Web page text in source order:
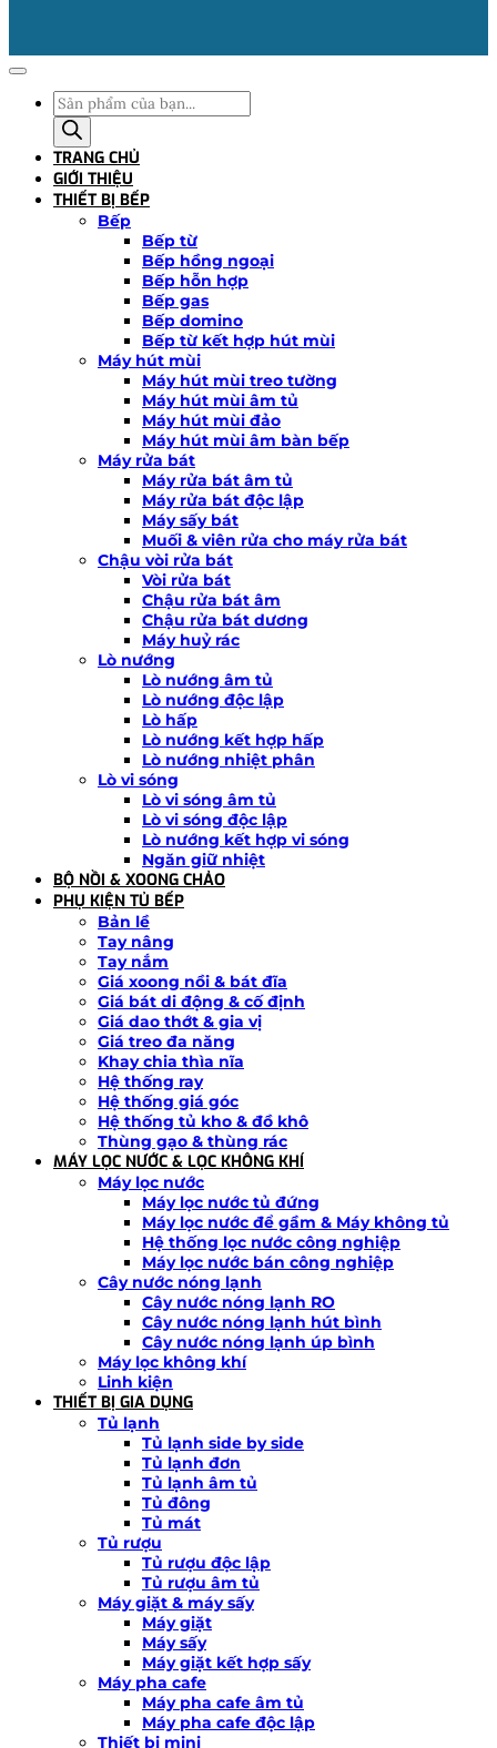
Tìm
kiếm
sản
phẩm
TRANG CHỦ
GIỚI THIỆU
THIẾT BỊ BẾP
Bếp
Bếp từ
Bếp hồng ngoại
Bếp hỗn hợp
Bếp gas
Bếp domino
Bếp từ kết hợp hút mùi
Máy hút mùi
Máy hút mùi treo tường
Máy hút mùi âm tủ
Máy hút mùi đảo
Máy hút mùi âm bàn bếp
Máy rửa bát
Máy rửa bát âm tủ
Máy rửa bát độc lập
Máy sấy bát
Muối & viên rửa cho máy rửa bát
Chậu vòi rửa bát
Vòi rửa bát
Chậu rửa bát âm
Chậu rửa bát dương
Máy huỷ rác
Lò nướng
Lò nướng âm tủ
Lò nướng độc lập
Lò hấp
Lò nướng kết hợp hấp
Lò nướng nhiệt phân
Lò vi sóng
Lò vi sóng âm tủ
Lò vi sóng độc lập
Lò nướng kết hợp vi sóng
Ngăn giữ nhiệt
BỘ NỒI & XOONG CHẢO
PHỤ KIỆN TỦ BẾP
Bản lề
Tay nâng
Tay nắm
Giá xoong nồi & bát đĩa
Giá bát di động & cố định
Giá dao thớt & gia vị
Giá treo đa năng
Khay chia thìa nĩa
Hệ thống ray
Hệ thống giá góc
Hệ thống tủ kho & đồ khô
Thùng gạo & thùng rác
MÁY LỌC NƯỚC & LỌC KHÔNG KHÍ
Máy lọc nước
Máy lọc nước tủ đứng
Máy lọc nước để gầm & Máy không tủ
Hệ thống lọc nước công nghiệp
Máy lọc nước bán công nghiệp
Cây nước nóng lạnh
Cây nước nóng lạnh RO
Cây nước nóng lạnh hút bình
Cây nước nóng lạnh úp bình
Máy lọc không khí
Linh kiện
THIẾT BỊ GIA DỤNG
Tủ lạnh
Tủ lạnh side by side
Tủ lạnh đơn
Tủ lạnh âm tủ
Tủ đông
Tủ mát
Tủ rượu
Tủ rượu độc lập
Tủ rượu âm tủ
Máy giặt & máy sấy
Máy giặt
Máy sấy
Máy giặt kết hợp sấy
Máy pha cafe
Máy pha cafe âm tủ
Máy pha cafe độc lập
Thiết bị mini